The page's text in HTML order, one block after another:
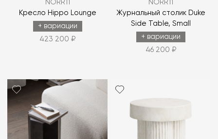
NORR11
Кресло Hippo Lounge
+ вариации
423 200 ₽
NORR11
Журнальный столик Duke
Side Table, Small
+ вариации
46 200 ₽